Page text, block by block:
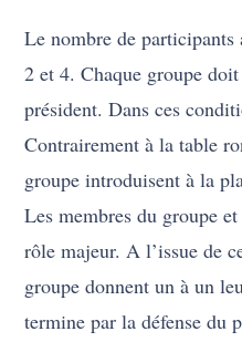
Le nombre de
2 et 4. Chaque groupe
président. Dans ces
Contrairement à la table
groupe introduisent à la
Les membres du groupe
rôle majeur. A l’issue de
groupe donnent un à un
termine par la défense du